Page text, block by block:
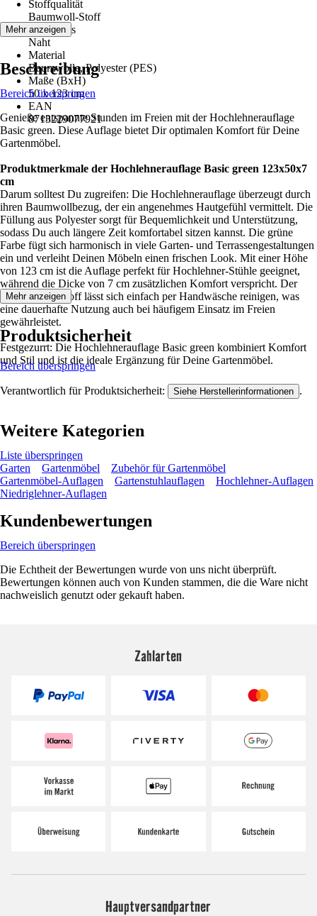
Stoffqualität
Baumwoll-Stoff
Verschluss
Naht
Material
Baumwolle, Polyester (PES)
Maße (BxH)
50 x 123 cm
EAN
8713229077921
Mehr anzeigen
Beschreibung
Bereich überspringen
Genieße entspannte Stunden im Freien mit der Hochlehnerauflage
Basic green. Diese Auflage bietet Dir optimalen Komfort für Deine
Gartenmöbel.
Produktmerkmale der Hochlehnerauflage Basic green 123x50x7
cm
Darum solltest Du zugreifen: Die Hochlehnerauflage überzeugt durch
ihren Baumwollbezug, der ein angenehmes Hautgefühl vermittelt. Die
Füllung aus Polyester sorgt für Bequemlichkeit und Unterstützung,
sodass Du auch längere Zeit komfortabel sitzen kannst. Die grüne
Farbe fügt sich harmonisch in viele Garten- und Terrassengestaltungen
ein und verleiht Deinen Möbeln einen frischen Look. Mit einer Höhe
von 123 cm ist die Auflage perfekt für Hochlehner-Stühle geeignet,
während die Dicke von 7 cm zusätzlichen Komfort verspricht. Der
pflegeleichte Stoff lässt sich einfach per Handwäsche reinigen, was
eine dauerhafte Nutzung auch bei häufigem Einsatz im Freien
gewährleistet.
Festgezurrt: Die Hochlehnerauflage Basic green kombiniert Komfort
und Stil und ist die ideale Ergänzung für Deine Gartenmöbel.
Mehr anzeigen
Produktsicherheit
Bereich überspringen
Verantwortlich für Produktsicherheit: Siehe Herstellerinformationen .
Weitere Kategorien
Liste überspringen
Garten
Gartenmöbel
Zubehör für Gartenmöbel
Gartenmöbel-Auflagen
Gartenstuhlauflagen
Hochlehner-Auflagen
Niedriglehner-Auflagen
Kundenbewertungen
Bereich überspringen
Die Echtheit der Bewertungen wurde von uns nicht überprüft.
Bewertungen können auch von Kunden stammen, die die Ware nicht
nachweislich genutzt oder gekauft haben.
Zahlarten
Hauptversandpartner